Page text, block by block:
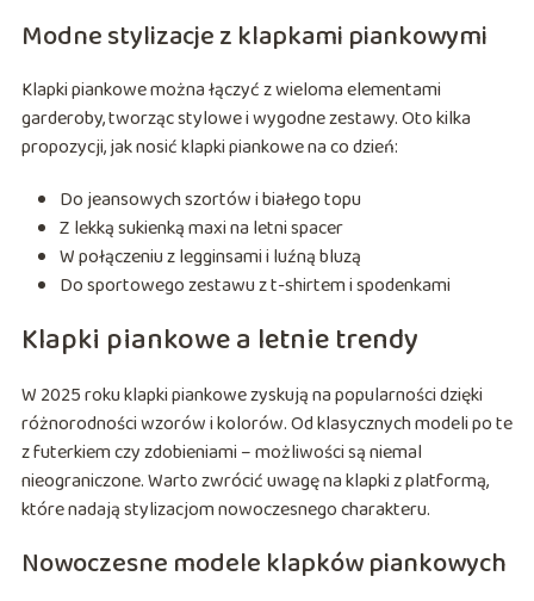
Modne stylizacje z klapkami piankowymi
Klapki piankowe można łączyć z wieloma elementami
garderoby, tworząc stylowe i wygodne zestawy. Oto kilka
propozycji, jak nosić klapki piankowe na co dzień:
Do jeansowych szortów i białego topu
Z lekką sukienką maxi na letni spacer
W połączeniu z legginsami i luźną bluzą
Do sportowego zestawu z t-shirtem i spodenkami
Klapki piankowe a letnie trendy
W 2025 roku klapki piankowe zyskują na popularności dzięki
różnorodności wzorów i kolorów. Od klasycznych modeli po te
z futerkiem czy zdobieniami – możliwości są niemal
nieograniczone. Warto zwrócić uwagę na klapki z platformą,
które nadają stylizacjom nowoczesnego charakteru.
Nowoczesne modele klapków piankowych